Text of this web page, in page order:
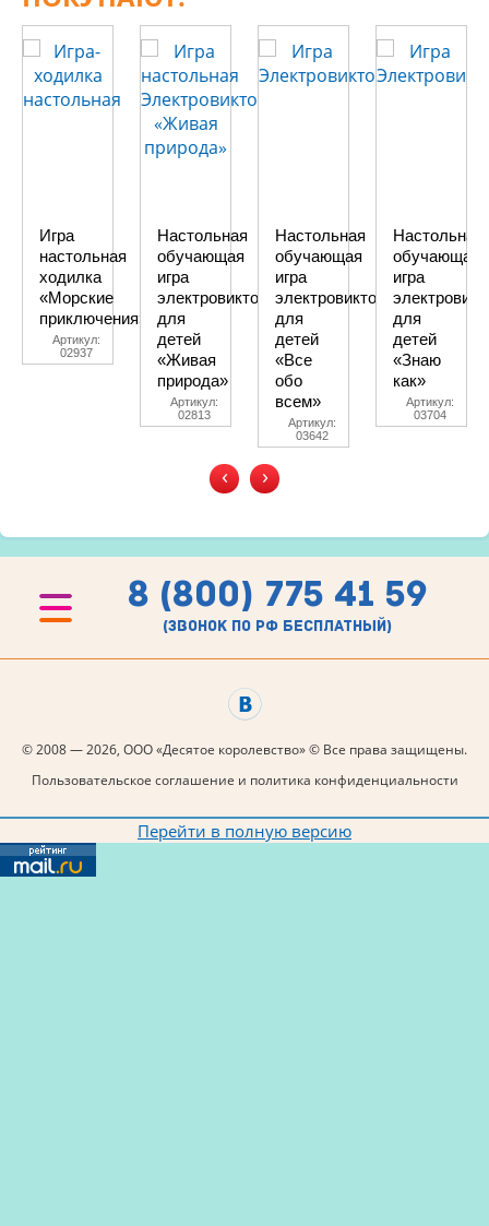
Игра
настольная
ходилка
«Морские
приключения»
Артикул:
02937
Настольная
обучающая
игра
электровикторина
для
детей
«Живая
природа»
Артикул:
02813
Настольная
обучающая
игра
электровикторина
для
детей
«Все
обо
всем»
Артикул:
03642
Настольная
обучающая
игра
для
детей
«Знаю
как»
Артикул:
03704
‹ ›
8 (800) 775 41 59
(звонок по рф бесплатный)
© 2008 — 2026, ООО «Десятое королевство» © Все права защищены.
Пользовательское соглашение и политика конфиденциальности
Перейти в полную версию